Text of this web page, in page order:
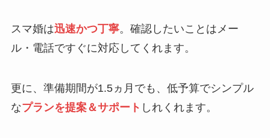
スマ婚は迅速かつ丁寧。確認したいことはメー
ル・電話ですぐに対応してくれます。
更に、準備期間が1.5ヵ月でも、低予算でシンプル
なプランを提案＆サポート しれくれます。